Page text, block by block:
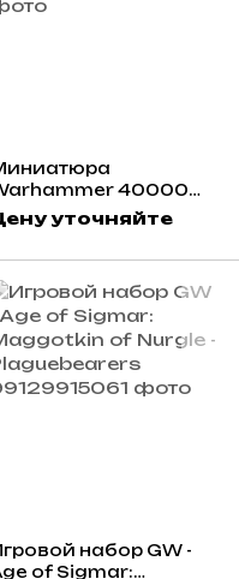
40000
Unclean One
уточняйте
набор GW -
of Sigmar: